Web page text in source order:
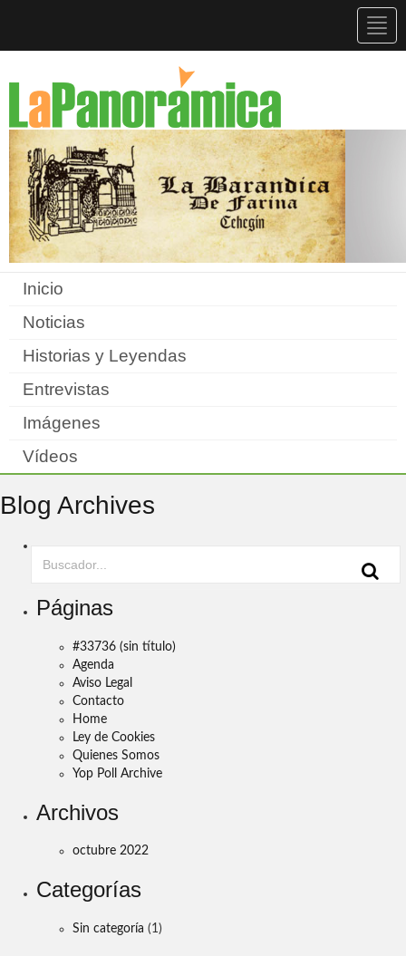
Inicio
Noticias
Historias y Leyendas
Entrevistas
Imágenes
Vídeos
Blog Archives
Páginas
#33736 (sin título)
Agenda
Aviso Legal
Contacto
Home
Ley de Cookies
Quienes Somos
Yop Poll Archive
Archivos
octubre 2022
Categorías
Sin categoría (1)